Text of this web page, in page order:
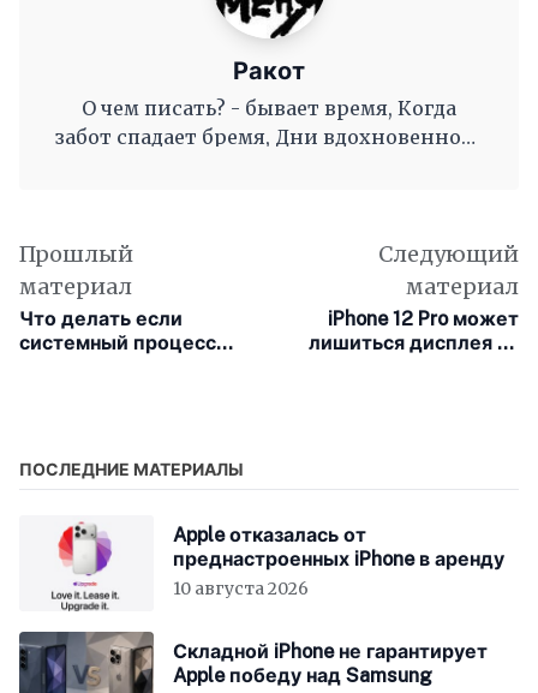
Ракот
О чем писать? - бывает время, Когда
забот спадает бремя, Дни вдохновенного
Прошлый
материал
Что делать если
системный процесс
Следующий
материал
iPhone 12 Pro может
лишиться дисплея на
ПОСЛЕДНИЕ МАТЕРИАЛЫ
Apple отказалась от
преднастроенных iPhone в аренду
10 августа 2026
Складной iPhone не гарантирует
Apple победу над Samsung